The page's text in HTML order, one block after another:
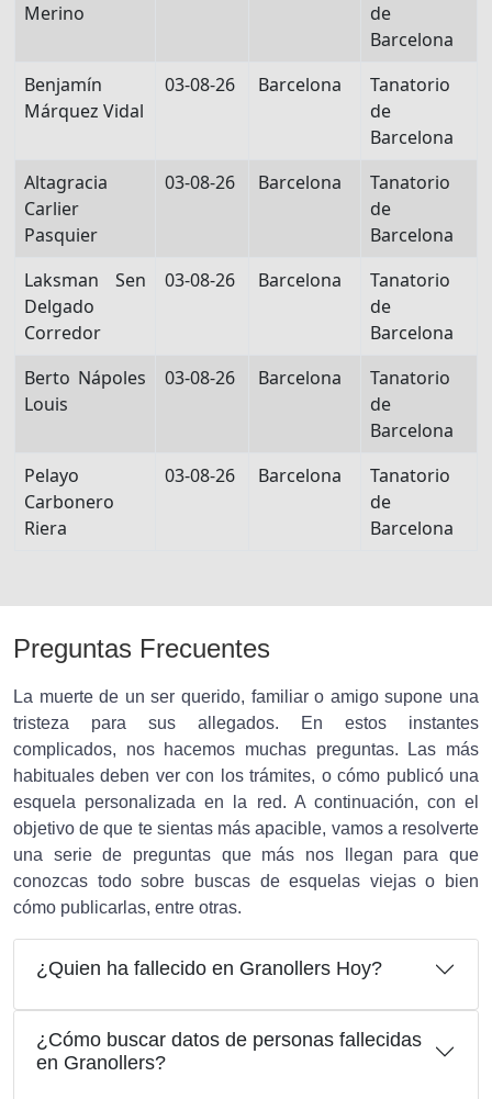
Merino
de
Barcelona
Benjamín
Márquez Vidal
03-08-26 Barcelona
Tanatorio
de
Barcelona
Altagracia
Carlier
Pasquier
03-08-26 Barcelona
Tanatorio
de
Barcelona
Laksman Sen
Delgado
Corredor
03-08-26 Barcelona
Tanatorio
de
Barcelona
Berto Nápoles
Louis
03-08-26 Barcelona
Tanatorio
de
Barcelona
Pelayo
Carbonero
Riera
03-08-26 Barcelona
Tanatorio
de
Barcelona
Preguntas Frecuentes
La muerte de un ser querido, familiar o amigo supone una
tristeza para sus allegados. En estos instantes
complicados, nos hacemos muchas preguntas. Las más
habituales deben ver con los trámites, o cómo publicó una
esquela personalizada en la red. A continuación, con el
objetivo de que te sientas más apacible, vamos a resolverte
una serie de preguntas que más nos llegan para que
conozcas todo sobre buscas de esquelas viejas o bien
cómo publicarlas, entre otras.
¿Quien ha fallecido en Granollers Hoy?
¿Cómo buscar datos de personas fallecidas
en Granollers?